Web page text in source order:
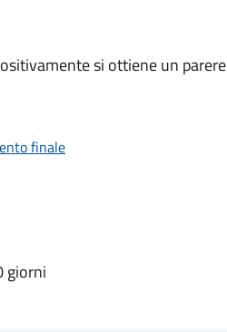
si ottiene un parere
finale
giorni